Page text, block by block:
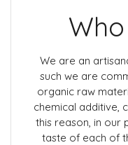
We are an
such we are
organic raw
chemical additive,
this reason, in our
taste of each of